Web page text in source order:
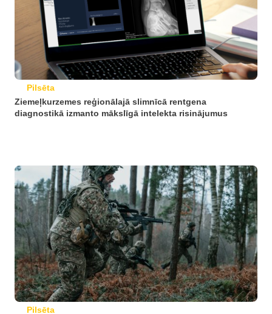
Pilsēta
Ziemeļkurzemes reģionālajā slimnīcā rentgena
diagnostikā izmanto mākslīgā intelekta risinājumus
Pilsēta